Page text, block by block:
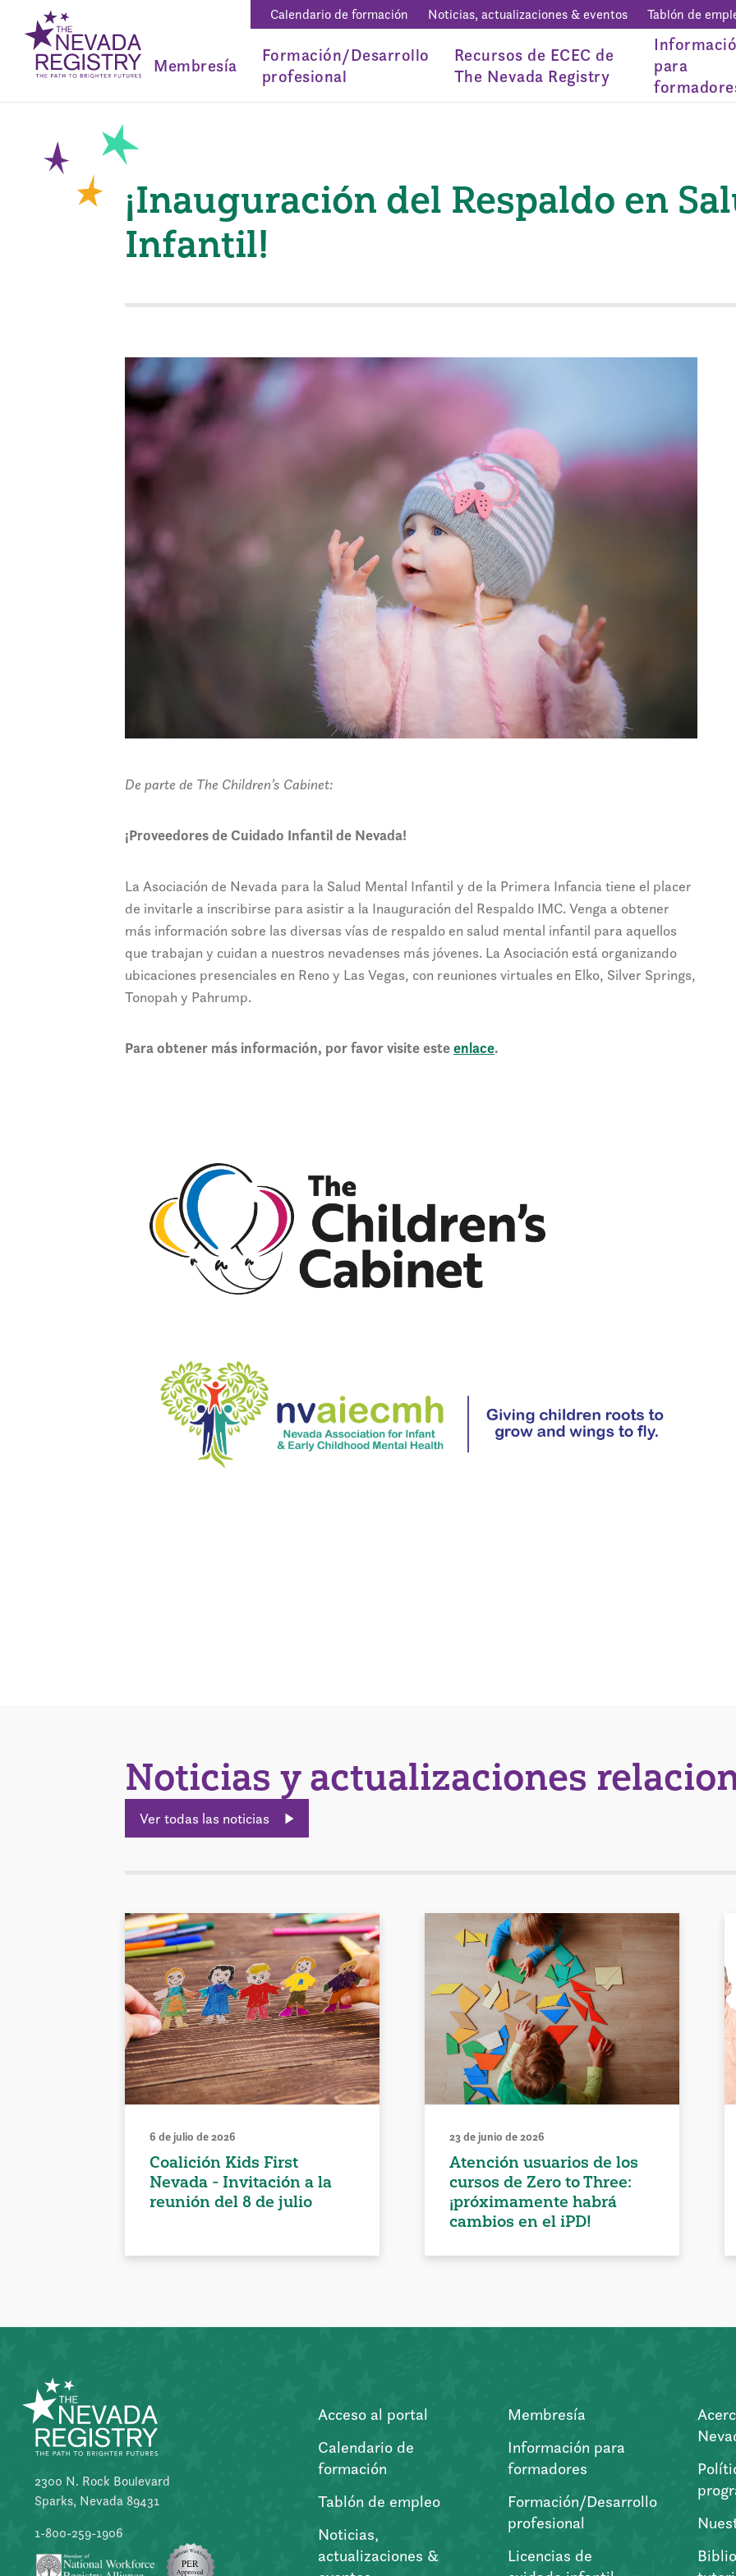
Calendario de formación Noticias, actualizaciones & eventos Tablón de
Membresía
Formación/Desarrollo
profesional
Recursos de ECEC de
The Nevada Registry
para
¡Inauguración del Respaldo en
Infantil!
De parte de The Children’s Cabinet:
¡Proveedores de Cuidado Infantil de Nevada!
La Asociación de Nevada para la Salud Mental Infantil y de la Primera Infancia tiene el placer
de invitarle a inscribirse para asistir a la Inauguración del Respaldo IMC. Venga a obtener
más información sobre las diversas vías de respaldo en salud mental infantil para aquellos
que trabajan y cuidan a nuestros nevadenses más jóvenes. La Asociación está organizando
ubicaciones presenciales en Reno y Las Vegas, con reuniones virtuales en Elko, Silver Springs,
Tonopah y Pahrump.
Para obtener más información, por favor visite esteenlace.
Noticias y actualizaciones
Ver todas las noticias
6 de julio de 2026
Coalición Kids First
Nevada - Invitación a la
reunión del 8 de julio
23 de junio de 2026
Atención usuarios de los
cursos de Zero to Three:
¡próximamente habrá
cambios en el iPD!
2300 N. Rock Boulevard
Sparks, Nevada 89431
1-800-259-1906
Acceso al portal
Calendario de
formación
Tablón de empleo
Noticias,
actualizaciones &
Membresía
Información para
formadores
Formación/Desarrollo
profesional
Licencias de